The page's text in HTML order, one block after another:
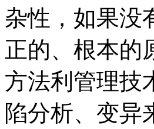
杂性，如果没
正的、根本的
方法利管理技
陷分析、变异